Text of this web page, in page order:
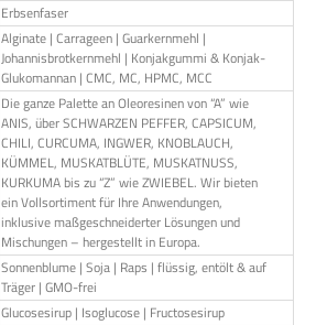
Erbsenfaser
Alginate | Carrageen | Guarkernmehl |
Johannisbrotkernmehl | Konjakgummi & Konjak-
Glukomannan | CMC, MC, HPMC, MCC
Die ganze Palette an Oleoresinen von “A” wie
ANIS, über SCHWARZEN PEFFER, CAPSICUM,
CHILI, CURCUMA, INGWER, KNOBLAUCH,
KÜMMEL, MUSKATBLÜTE, MUSKATNUSS,
KURKUMA bis zu “Z” wie ZWIEBEL. Wir bieten
ein Vollsortiment für Ihre Anwendungen,
inklusive maßgeschneiderter Lösungen und
Mischungen – hergestellt in Europa.
Sonnenblume | Soja | Raps | flüssig, entölt & auf
Träger | GMO-frei
Glucosesirup | Isoglucose | Fructosesirup